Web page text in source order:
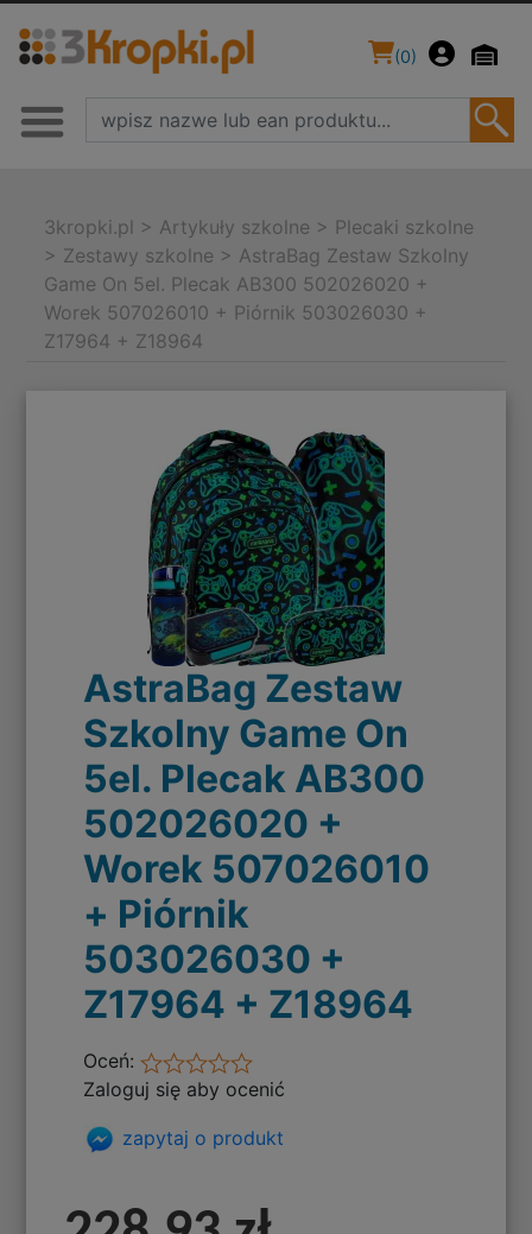
(0)
3kropki.pl > Artykuły szkolne > Plecaki szkolne
> Zestawy szkolne > AstraBag Zestaw Szkolny
Game On 5el. Plecak AB300 502026020 +
Worek 507026010 + Piórnik 503026030 +
Z17964 + Z18964
AstraBag Zestaw
Szkolny Game On
5el. Plecak AB300
502026020 +
Worek 507026010
+ Piórnik
503026030 +
Z17964 + Z18964
Oceń:
Zaloguj się aby ocenić
zapytaj o produkt